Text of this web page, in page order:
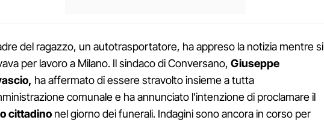
del ragazzo, un autotrasportatore, ha appreso la notizia mentre si
per lavoro a Milano. Il sindaco di Conversano, Giuseppe
ha affermato di essere stravolto insieme a tutta
comunale e ha annunciato l'intenzione di proclamare il
cittadino nel giorno dei funerali. Indagini sono ancora in corso per